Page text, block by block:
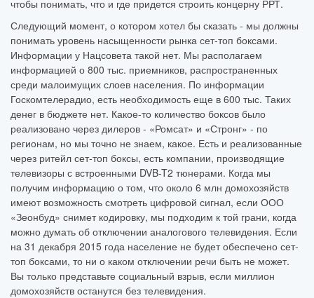
чтобы понимать, что и где придется строить концерну РРТ.
Следующий момент, о котором хотел бы сказать - мы должны
понимать уровень насыщенности рынка сет-топ боксами.
Информации у Нацсовета такой нет. Мы располагаем
информацией о 800 тыс. приемников, распространенных
среди малоимущих слоев населения. По информации
Госкомтелерадио, есть необходимость еще в 600 тыс. Таких
денег в бюджете нет. Какое-то количество боксов было
реализовано через дилеров - «Ромсат» и «Стронг» - по
регионам, но мы точно не знаем, какое. Есть и реализованные
через ритейл сет-топ боксы, есть компании, производящие
телевизоры с встроенными DVB-T2 тюнерами. Когда мы
получим информацию о том, что около 6 млн домохозяйств
имеют возможность смотреть цифровой сигнал, если ООО
«Зеонбуд» снимет кодировку, мы подходим к той грани, когда
можно думать об отключении аналогового телевидения. Если
на 31 декабря 2015 года население не будет обеспечено сет-
топ боксами, то ни о каком отключении речи быть не может.
Вы только представьте социальный взрыв, если миллион
домохозяйств останутся без телевидения.